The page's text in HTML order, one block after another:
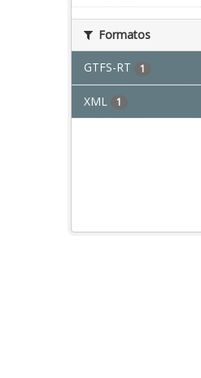
Formatos
GTFS-RT 1
XML 1